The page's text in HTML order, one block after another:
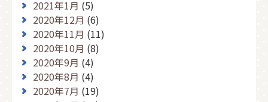
2021年1月 (5)
2020年12月 (6)
2020年11月 (11)
2020年10月 (8)
2020年9月 (4)
2020年8月 (4)
2020年7月 (19)